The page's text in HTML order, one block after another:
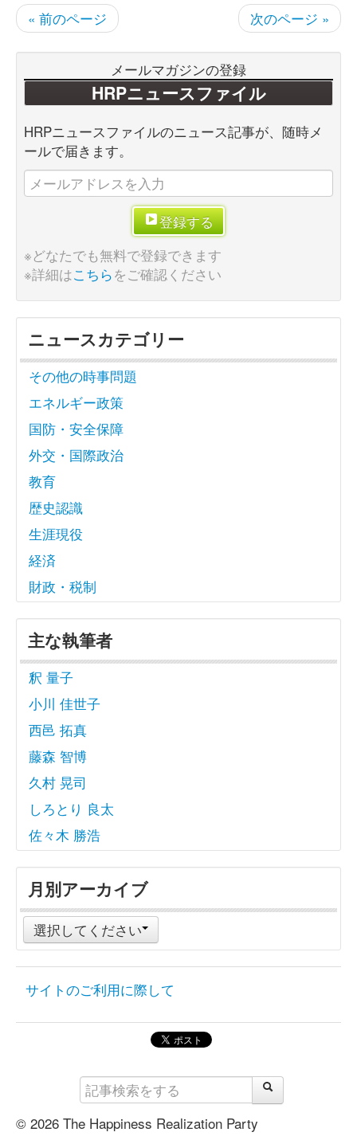
« 前のページ 次のページ »
メールマガジンの登録
HRPニュースファイル
HRPニュースファイルのニュース記事が、随時メ
ールで届きます。
登録する
※どなたでも無料で登録できます
※詳細はこちらをご確認ください
ニュースカテゴリー
その他の時事問題
エネルギー政策
国防・安全保障
外交・国際政治
教育
歴史認識
生涯現役
経済
財政・税制
主な執筆者
釈 量子
小川 佳世子
西邑 拓真
藤森 智博
久村 晃司
しろとり 良太
佐々木 勝浩
月別アーカイブ
選択してください
サイトのご利用に際して
© 2026 The Happiness Realization Party